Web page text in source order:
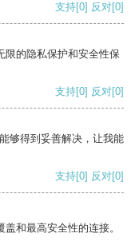
支持[0] 反对[0]
限的隐私保护和安全性保
支持[0] 反对[0]
够得到妥善解决，让我能
支持[0] 反对[0]
和最高安全性的连接。